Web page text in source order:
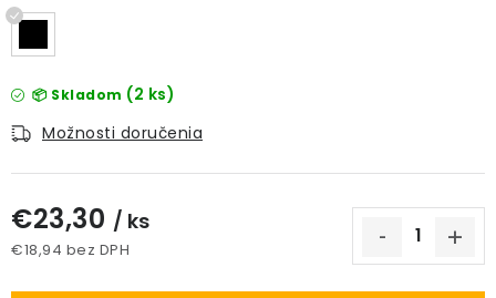
Podmienky ochrany osobných údajov
Spôsoby platby
Kontakt / Právne údaje
📦 Skladom (2 ks)
Možnosti doručenia
€23,30 / ks
€18,94 bez DPH